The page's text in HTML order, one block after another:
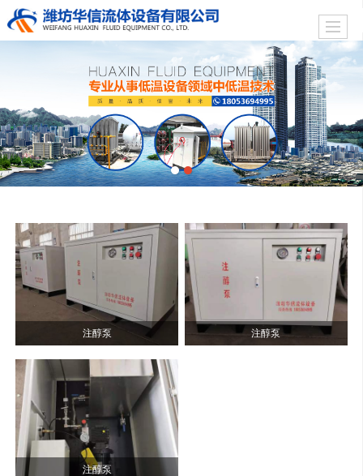
注醇泵 注醇泵
注醇泵